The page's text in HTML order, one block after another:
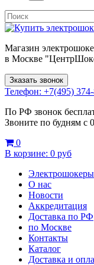
Магазин
в Москве
Зказать звонок
Телефон: +7(495)
По РФ звонок
Звоните по будням с
0
В корзине: 0 руб
Электрошокеры
О нас
Новости
Аккредитация
Доставка по РФ
по Москве
Контакты
Каталог
Доставка и